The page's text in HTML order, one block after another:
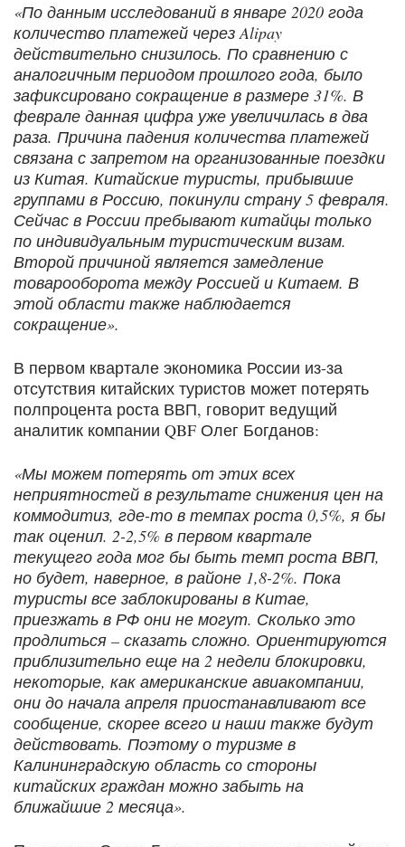
«По данным исследований в январе 2020 года
количество платежей через Alipay
действительно снизилось. По сравнению с
аналогичным периодом прошлого года, было
зафиксировано сокращение в размере 31%. В
феврале данная цифра уже увеличилась в два
раза. Причина падения количества платежей
связана с запретом на организованные поездки
из Китая. Китайские туристы, прибывшие
группами в Россию, покинули страну 5 февраля.
Сейчас в России пребывают китайцы только
по индивидуальным туристическим визам.
Второй причиной является замедление
товарооборота между Россией и Китаем. В
этой области также наблюдается
сокращение».
В первом квартале экономика России из-за
отсутствия китайских туристов может потерять
полпроцента роста ВВП, говорит ведущий
аналитик компании QBF Олег Богданов:
«Мы можем потерять от этих всех
неприятностей в результате снижения цен на
коммодитиз, где-то в темпах роста 0,5%, я бы
так оценил. 2-2,5% в первом квартале
текущего года мог бы быть темп роста ВВП,
но будет, наверное, в районе 1,8-2%. Пока
туристы все заблокированы в Китае,
приезжать в РФ они не могут. Сколько это
продлиться – сказать сложно. Ориентируются
приблизительно еще на 2 недели блокировки,
некоторые, как американские авиакомпании,
они до начала апреля приостанавливают все
сообщение, скорее всего и наши также будут
действовать. Поэтому о туризме в
Калининградскую область со стороны
китайских граждан можно забыть на
ближайшие 2 месяца».